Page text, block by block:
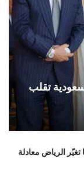
تقلب
الرياض معادلة